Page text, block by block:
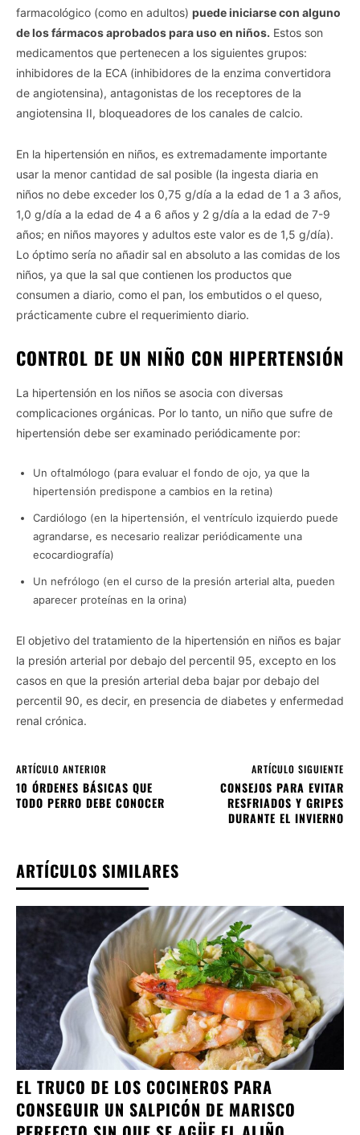
farmacológico (como en adultos) puede iniciarse con alguno
de los fármacos aprobados para uso en niños. Estos son
medicamentos que pertenecen a los siguientes grupos:
inhibidores de la ECA (inhibidores de la enzima convertidora
de angiotensina), antagonistas de los receptores de la
angiotensina II, bloqueadores de los canales de calcio.
En la hipertensión en niños, es extremadamente importante
usar la menor cantidad de sal posible (la ingesta diaria en
niños no debe exceder los 0,75 g/día a la edad de 1 a 3 años,
1,0 g/día a la edad de 4 a 6 años y 2 g/día a la edad de 7-9
años; en niños mayores y adultos este valor es de 1,5 g/día).
Lo óptimo sería no añadir sal en absoluto a las comidas de los
niños, ya que la sal que contienen los productos que
consumen a diario, como el pan, los embutidos o el queso,
prácticamente cubre el requerimiento diario.
CONTROL DE UN NIÑO CON HIPERTENSIÓN
La hipertensión en los niños se asocia con diversas
complicaciones orgánicas. Por lo tanto, un niño que sufre de
hipertensión debe ser examinado periódicamente por:
Un oftalmólogo (para evaluar el fondo de ojo, ya que la
hipertensión predispone a cambios en la retina)
Cardiólogo (en la hipertensión, el ventrículo izquierdo puede
agrandarse, es necesario realizar periódicamente una
ecocardiografía)
Un nefrólogo (en el curso de la presión arterial alta, pueden
aparecer proteínas en la orina)
El objetivo del tratamiento de la hipertensión en niños es bajar
la presión arterial por debajo del percentil 95, excepto en los
casos en que la presión arterial deba bajar por debajo del
percentil 90, es decir, en presencia de diabetes y enfermedad
renal crónica.
ARTÍCULO ANTERIOR
10 ÓRDENES BÁSICAS QUE
TODO PERRO DEBE CONOCER
ARTÍCULO SIGUIENTE
CONSEJOS PARA EVITAR
RESFRIADOS Y GRIPES
DURANTE EL INVIERNO
ARTÍCULOS SIMILARES
EL TRUCO DE LOS COCINEROS PARA
CONSEGUIR UN SALPICÓN DE MARISCO